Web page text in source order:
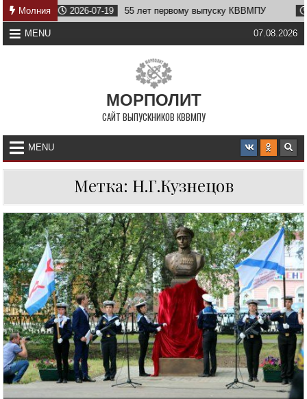
Skip
to
content
Молния 2026-07-19 55 лет первому выпуску КВВМПУ
MENU 07.08.2026
МОРПОЛИТ
САЙТ ВЫПУСКНИКОВ КВВМПУ
MENU
Метка: Н.Г.Кузнецов